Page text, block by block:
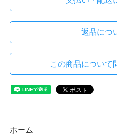
返品につ
この商品について
ホーム